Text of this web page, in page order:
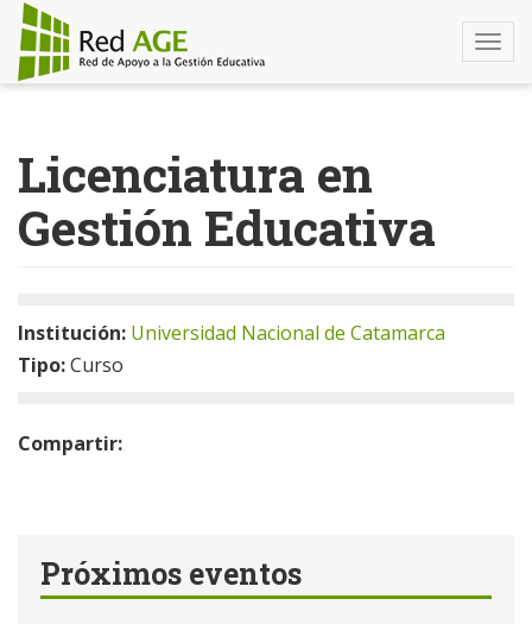
contenido
principal
Licenciatura en
Gestión Educativa
Institución: Universidad Nacional de Catamarca
Tipo:Curso
Compartir:
Próximos eventos